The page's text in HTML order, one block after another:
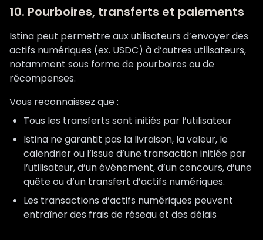
10. Pourboires, transferts et paiements
Istina peut permettre aux utilisateurs d’envoyer des
actifs numériques (ex. USDC) à d’autres utilisateurs,
notamment sous forme de pourboires ou de
récompenses.
Vous reconnaissez que :
Tous les transferts sont initiés par l’utilisateur
Istina ne garantit pas la livraison, la valeur, le
calendrier ou l’issue d’une transaction initiée par
l’utilisateur, d’un événement, d’un concours, d’une
quête ou d’un transfert d’actifs numériques.
Les transactions d’actifs numériques peuvent
entraîner des frais de réseau et des délais